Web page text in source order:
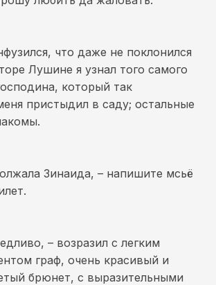
что даже не поклонился
Лушине я узнал того самого
который так
пристыдил в саду; остальные
Зинаида, – напишите мсьё
– возразил с легким
граф, очень красивый и
брюнет, с выразительными